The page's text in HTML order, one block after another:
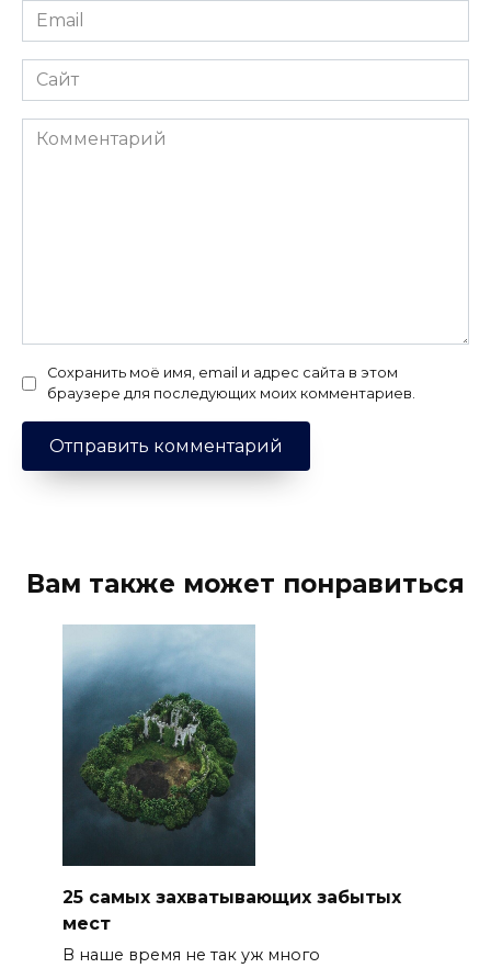
Email
*
Сайт
Комментарий
Сохранить моё имя, email и адрес сайта в этом
браузере для последующих моих комментариев.
Вам также может понравиться
25 самых захватывающих забытых
мест
В наше время не так уж много